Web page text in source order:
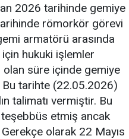
2026 tarihinde gemiye
römorkör görevi
armatörü arasında
hukuki işlemler
olan süre içinde gemiye
tarihte (22.05.2026)
talimatı vermiştir. Bu
etmiş ancak
olarak 22 Mayıs